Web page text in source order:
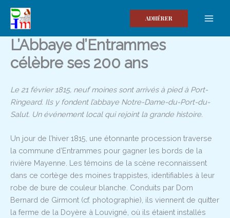
contenu
ADHÉRER
L’Abbaye d’Entrammes
célèbre ses 200 ans
Le 21 février 1815, neuf moines sont arrivés à pied à Port-
Ringeard. Ils y fondent l’abbaye Notre-Dame-du-Port-du-
Salut. Un événement local qui rejoint la grande histoire.
Un jour de l’hiver 1815, une étonnante procession traverse
la commune d’Entrammes pour gagner les bords de la
rivière Mayenne. Les témoins de la scène reconnaissent
dans ce cortège des moines trappistes, identifiables à leur
robe de bure de couleur blanche. Conduits par Dom
Bernard de Girmont (cf. photographie), ils viennent de quitter
la ferme de la Doyère à Louvigné, où ils étaient installés